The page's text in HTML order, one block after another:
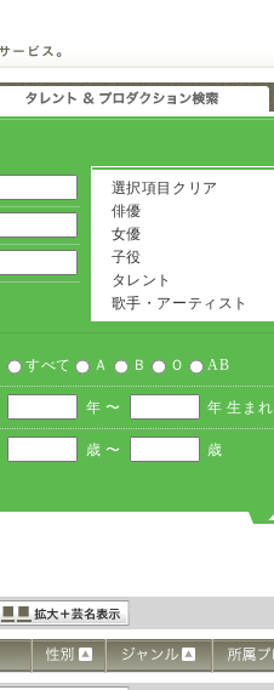
選択項目クリア
俳優
女優
子役
タレント
歌手・アーティスト
すべて Ａ Ｂ Ｏ AB
年 〜 年 生まれ
歳 〜 歳